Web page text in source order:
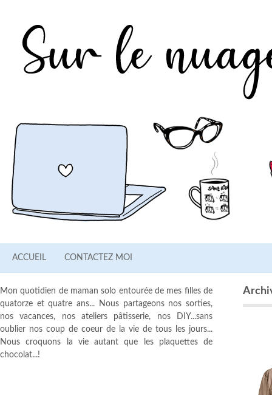
ACCUEIL CONTACTEZ MOI
Mon quotidien de maman solo entourée de mes filles de
quatorze et quatre ans... Nous partageons nos sorties,
nos vacances, nos ateliers pâtisserie, nos DIY...sans
oublier nos coup de coeur de la vie de tous les jours...
Nous croquons la vie autant que les plaquettes de
chocolat...!